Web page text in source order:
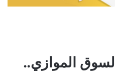
الموازي..